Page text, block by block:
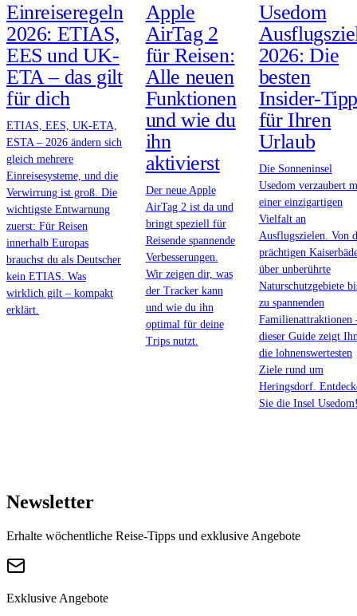
Einreiseregeln
2026: ETIAS,
EES und UK-
ETA – das gilt
für dich
ETIAS, EES, UK-ETA,
ESTA – 2026 ändern sich
gleich mehrere
Einreisesysteme, und die
Verwirrung ist groß. Die
wichtigste Entwarnung
zuerst: Für Reisen
innerhalb Europas
brauchst du als Deutscher
kein ETIAS. Was
wirklich gilt – kompakt
erklärt.
Apple
AirTag 2
für Reisen:
Alle neuen
Funktionen
und wie du
ihn
aktivierst
Der neue Apple
AirTag 2 ist da und
bringt speziell für
Reisende spannende
Verbesserungen.
Wir zeigen dir, was
der Tracker kann
und wie du ihn
optimal für deine
Trips nutzt.
Usedom
2026: Die
besten
Insider-
für Ihren
Urlaub
Die Sonneninsel
Usedom verzaubert
einer einzigartigen
Vielfalt an
Ausflugszielen. Von
prächtigen
über unberührte
Naturschutzgebiete
zu spannenden
Familienattraktionen
dieser Guide zeigt
die lohnenswertesten
Ziele rund um
Heringsdorf.
Sie die Insel
Newsletter
Erhalte wöchentliche Reise-Tipps und exklusive Angebote
Exklusive Angebote